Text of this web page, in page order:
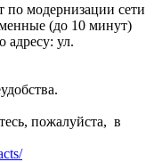
по модернизации сети
(до 10 минут)
адресу: ул.
пожалуйста, в